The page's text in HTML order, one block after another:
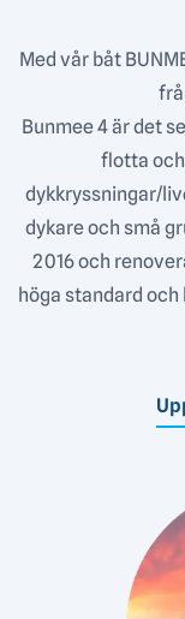
Med vår båt
Bunmee 4 är det
flotta
dykkryssningar/
dykare och små
2016 och
höga standard